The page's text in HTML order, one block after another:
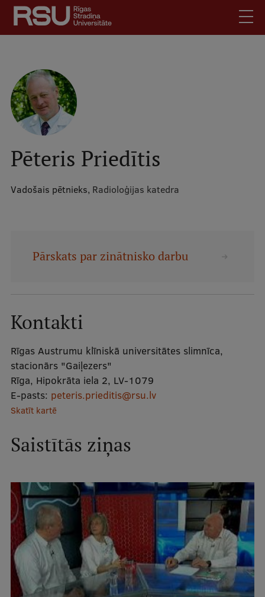
Pārlekt
galveno
saturu
Latviski
Meklēt Mobile
augšējā
izvēlne
Skolēniem
Studentiem
Darbiniekiem
Darba devējiem
izvēlne
Pamatstudiju programmas
Maģistra studiju programmas
Doktorantūra
Rezidentūra
Uzņemšana
Praktiska informācija
Par RSU
Studentu dzīve
Studiju norises vietas
Pēteris Priedītis
Vadošais pētnieks, Radioloģijas katedra
Pārskats par zinātnisko darbu
Kontakti
Rīgas Austrumu klīniskā universitātes slimnīca,
stacionārs "Gaiļezers"
Rīga, Hipokrāta iela 2, LV-1079
E-pasts: peteris.prieditis@rsu.lv
Skatīt kartē
Saistītās ziņas